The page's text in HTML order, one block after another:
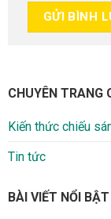
CHUYÊN TRANG
Kiến thức chiếu
Tin tức
BÀI VIẾT NỔI BẬT